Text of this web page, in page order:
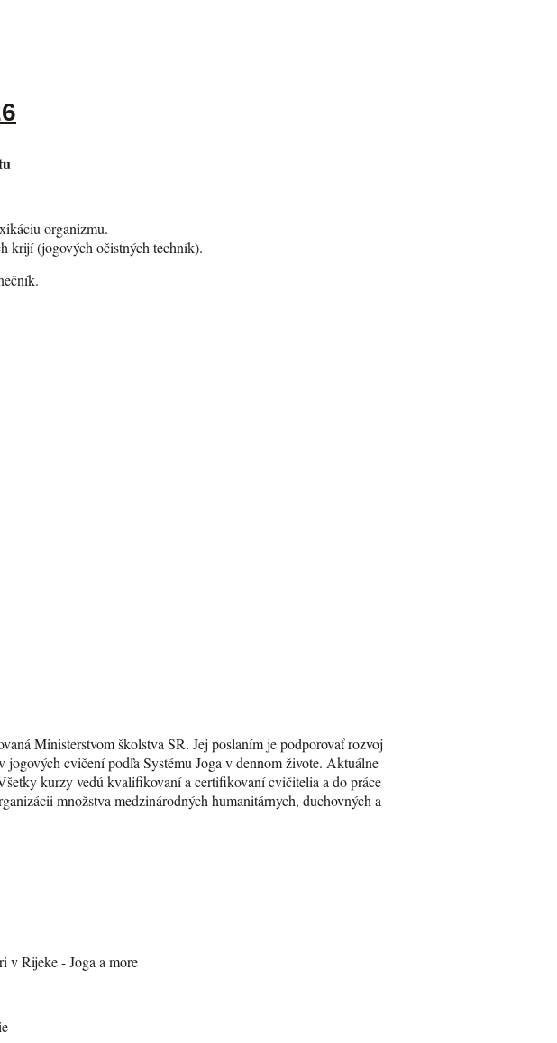
organizmu.
krijí (jogových očistných techník).
Ministerstvom školstva SR. Jej poslaním je podporovať rozvoj
cvičení podľa Systému Joga v dennom živote. Aktuálne
kurzy vedú kvalifikovaní a certifikovaní cvičitelia a do práce
množstva medzinárodných humanitárnych, duchovných a
v Rijeke - Joga a more